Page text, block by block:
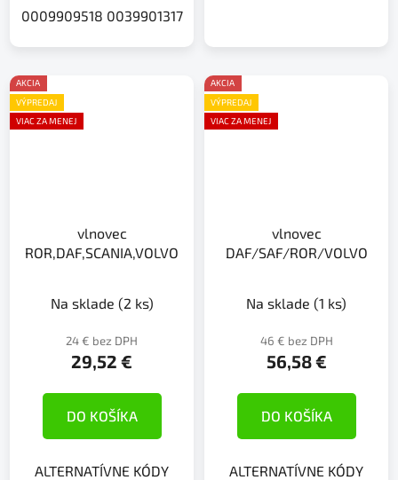
0009909518 0039901317
AKCIA
VÝPREDAJ
VIAC ZA MENEJ
vlnovec
ROR,DAF,SCANIA,VOLVO
Na sklade (2 ks)
24 € bez DPH
29,52 €
DO KOŠÍKA
ALTERNATÍVNE KÓDY
AKCIA
VÝPREDAJ
VIAC ZA MENEJ
vlnovec
DAF/SAF/ROR/VOLVO
Na sklade (1 ks)
46 € bez DPH
56,58 €
DO KOŠÍKA
ALTERNATÍVNE KÓDY